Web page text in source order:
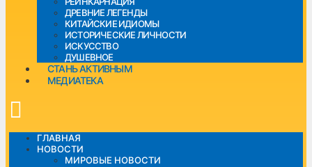
ДРЕВНИЕ ЛЕГЕНДЫ
КИТАЙСКИЕ ИДИОМЫ
ИСТОРИЧЕСКИЕ ЛИЧНОСТИ
ИСКУССТВО
ДУШЕВНОЕ
СТАНЬ АКТИВНЫМ
МЕДИАТЕКА
ГЛАВНАЯ
НОВОСТИ
МИРОВЫЕ НОВОСТИ